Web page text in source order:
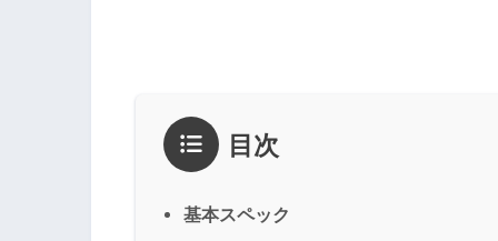
目次
基本スペック